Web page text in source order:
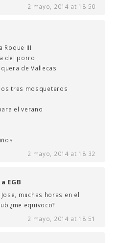
2 mayo, 2014 at 18:50
Roque III
del porro
de Vallecas
tres mosqueteros
el verano
2 mayo, 2014 at 18:32
EGB
Jose, muchas horas en el
¿me equivoco?
2 mayo, 2014 at 18:51